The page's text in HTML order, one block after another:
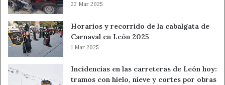
22 Mar 2025
Horarios y recorrido de la cabalgata de
Carnaval en León 2025
1 Mar 2025
Incidencias en las carreteras de León hoy:
tramos con hielo, nieve y cortes por obras